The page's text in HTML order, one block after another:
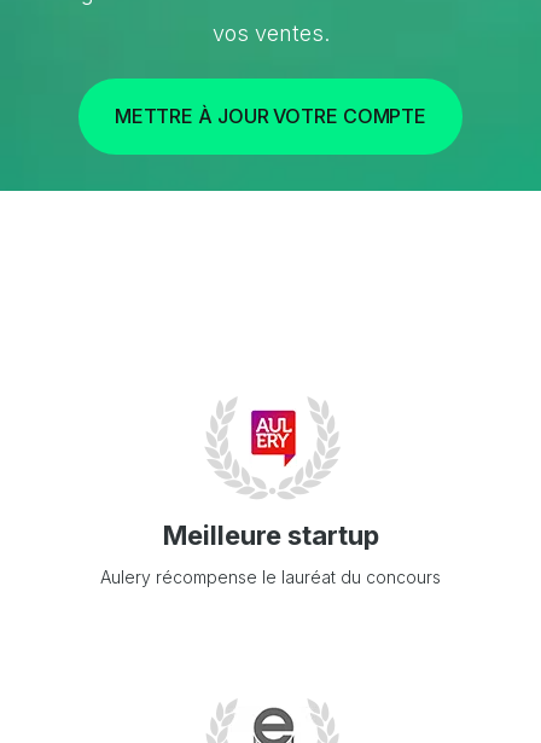
vos ventes.
METTRE À JOUR VOTRE COMPTE
Meilleure startup
Aulery récompense le lauréat du concours